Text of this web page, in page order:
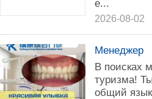
е...
2026-08-02
Менеджер
В поисках
туризма!
общий